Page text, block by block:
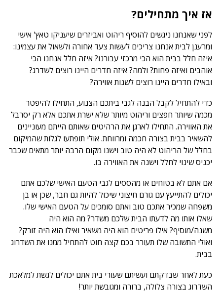
אז איך מתחילים?
לפני שאנחנו ניגשים להוסיף ריהוט ואביזרים שיעניקו טאץ' אישי
ומרענן לבית אנחנו צריכים לעשות צעד אחורה ולשאול את עצמינו:
איזה חלל בבית הוא הכי מרכזי עבורנו? איזה חלל אנחנו הכי
אוהבים ואיזה פחות? ולמה? איזה חדרים היינו רוצים לשדרג?
ובאילו חדרים היינו רוצים לשנות אווירה?
כדי להתחיל לקבל הבנה לגבי ביתכם הצנוע, התחילו להיפטר
מכמה שיותר חפצים וריהוט מיותר שלא ישרת אתכם אלא רק יסרבל
את האווירה. התחילו לארגן את הרהיטים שאותם הייתם מעוניינים
להשאיר בבית בצורה חכמה ומרווחת. אולי תופתעו לגלות שהמיקום
בחלל של הריהוט לא היה טוב וישנו מקום הרבה יותר מתאים שכבר
יכניס שינוי לחלל וישנה את האווירה בו.
אם אתם לא בטוחים או מהססים לגבי הטעם האישי שלכם אתם
יכולים להתייעץ עם גורם חיצוני שיכול להיות גם חבר, שכן או בן
משפחה שמכיר אתכם טוב ואתם סומכים על הטעם האישי שלו.
שאלו אותו מה לדעתו הבית שלכם משדר? מה הוא היה
משנה/מוסיף? אילו פריטים הוא היה משאיר ואילו הוא היה זורק?
ואולי התשובה שלו תעורר בכם קצה חוט להתחיל ממנו את השדרוג
בבית.
כעת לאחר שבדקתם ועשיתם שעורי בית אתם יכולים לגשת למלאכת
השדרוג בצורה צלולה, ברורה ומגובשת יותר!